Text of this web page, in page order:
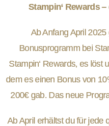
Stampin‘ Rewards
Ab Anfang April
Bonusprogramm bei
Stampin‘ Rewards, es löst
dem es einen Bonus von
200€ gab. Das neue
Ab April erhältst du für jede